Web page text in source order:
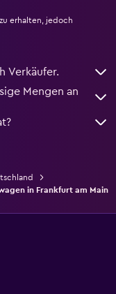
erhalten, jedoch
Verkäufer.
Mengen an
in Frankfurt am Main